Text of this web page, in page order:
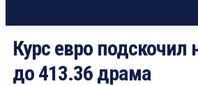
Курс евро подскочил
до 413.36 драма